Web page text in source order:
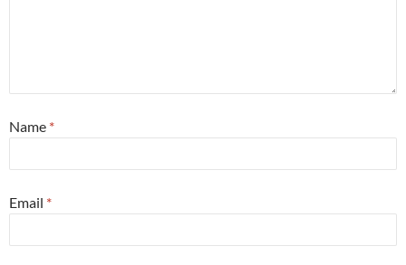
Name *
Email *